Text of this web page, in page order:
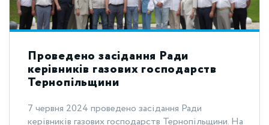
Проведено засідання Ради
керівників газових господарств
Тернопільщини
7 червня 2024 проведено засідання Ради
керівників газових господарств Тернопільщини. На